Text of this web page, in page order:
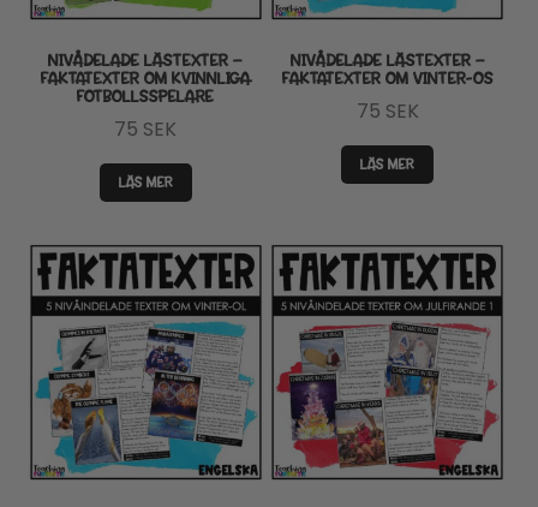
NIVÅDELADE LÄSTEXTER –
FAKTATEXTER OM KVINNLIGA
FOTBOLLSSPELARE
75 SEK
LÄS MER
NIVÅDELADE LÄSTEXTER –
FAKTATEXTER OM VINTER-OS
75 SEK
LÄS MER